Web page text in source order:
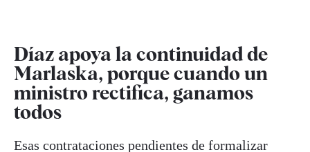
Díaz apoya la continuidad de
Marlaska, porque cuando un
ministro rectifica, ganamos
todos
Esas contrataciones pendientes de formalizar